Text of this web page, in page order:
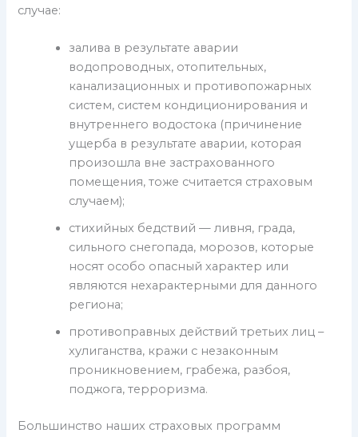
случае:
залива в результате аварии
водопроводных, отопительных,
канализационных и противопожарных
систем, систем кондиционирования и
внутреннего водостока (причинение
ущерба в результате аварии, которая
произошла вне застрахованного
помещения, тоже считается страховым
случаем);
стихийных бедствий — ливня, града,
сильного снегопада, морозов, которые
носят особо опасный характер или
являются нехарактерными для данного
региона;
противоправных действий третьих лиц –
хулиганства, кражи с незаконным
проникновением, грабежа, разбоя,
поджога, терроризма.
Большинство наших страховых программ